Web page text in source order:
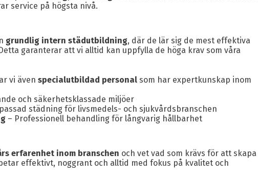
service på högsta nivå.
grundlig intern städutbildning, där de lär sig de mest effektiva
garanterar att vi alltid kan uppfylla de höga krav som våra
vi även specialutbildad personal som har expertkunskap inom
och säkerhetsklassade miljöer
städning för livsmedels- och sjukvårdsbranschen
– Professionell behandling för långvarig hållbarhet
erfarenhet inom branschen och vet vad som krävs för att skapa
effektivt, noggrant och alltid med fokus på kvalitet och